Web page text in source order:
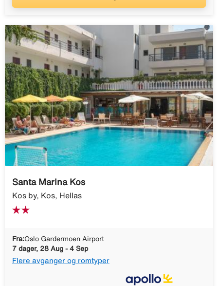
Santa Marina Kos
Kos by, Kos, Hellas
Fra:Oslo Gardermoen Airport
7 dager, 28 Aug - 4 Sep
Flere avganger og romtyper